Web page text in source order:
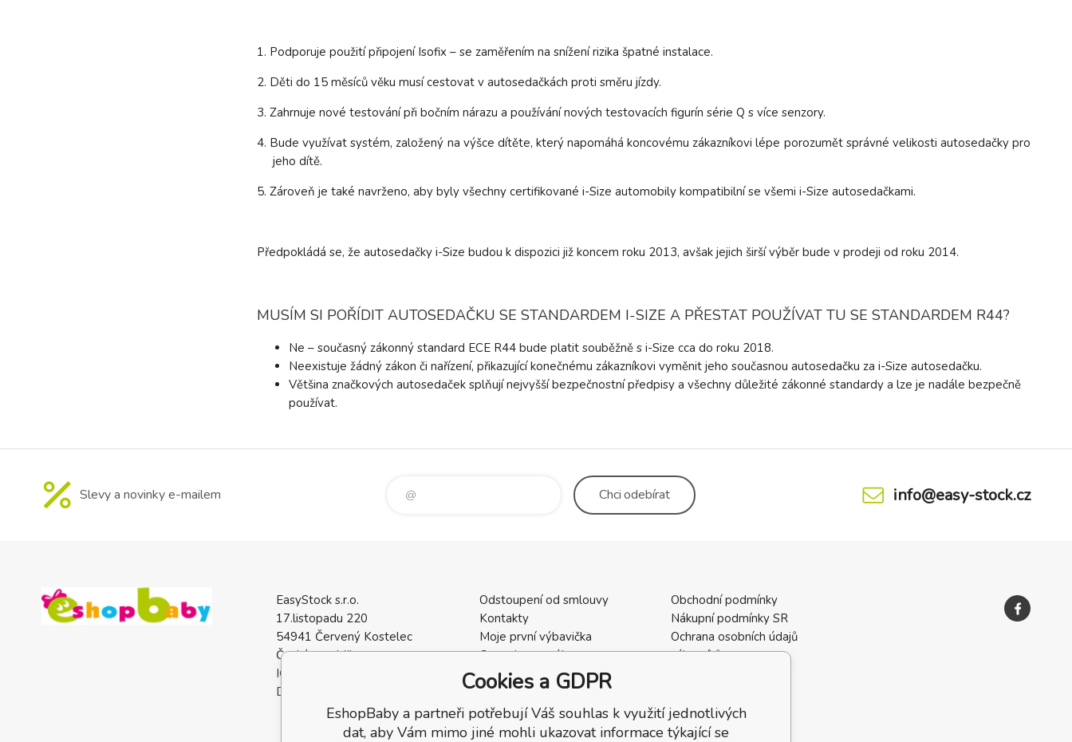
1. Podporuje použití připojení Isofix – se zaměřením na snížení rizika špatné instalace.
2. Děti do 15 měsíců věku musí cestovat v autosedačkách proti směru jízdy.
3. Zahrnuje nové testování při bočním nárazu a používání nových testovacích figurín série Q s více senzory.
4. Bude využívat systém, založený na výšce dítěte, který napomáhá koncovému zákazníkovi lépe porozumět správné velikosti autosedačky pro
jeho dítě.
5. Zároveň je také navrženo, aby byly všechny certifikované i-Size automobily kompatibilní se všemi i-Size autosedačkami.
Předpokládá se, že autosedačky i-Size budou k dispozici již koncem roku 2013, avšak jejich širší výběr bude v prodeji od roku 2014.
MUSÍM SI POŘÍDIT AUTOSEDAČKU SE STANDARDEM I-SIZE A PŘESTAT POUŽÍVAT TU SE STANDARDEM R44?
Ne – současný zákonný standard ECE R44 bude platit souběžně s i-Size cca do roku 2018.
Neexistuje žádný zákon či nařízení, přikazující konečnému zákazníkovi vyměnit jeho současnou autosedačku za i-Size autosedačku.
Většina značkových autosedaček splňují nejvyšší bezpečnostní předpisy a všechny důležité zákonné standardy a lze je nadále bezpečně
používat.
Slevy a novinky e-mailem Chciodebírat info@easy-stock.cz
EasyStock s.r.o.
17.listopadu 220
54941 Červený Kostelec
Česká republika
IČO: 07727402
DIČ: CZ07727402
Odstoupení od smlouvy
Kontakty
Moje první výbavička
Ceny dopravného
Vrácení zboží / Reklamace
Reklamace
Recenze
Obchodní podmínky
Nákupní podmínky SR
Ochrana osobních údajů
zákazníků
Cookies a GDPR
EshopBaby a partneři potřebují Váš souhlas k využití jednotlivých
dat, aby Vám mimo jiné mohli ukazovat informace týkající se